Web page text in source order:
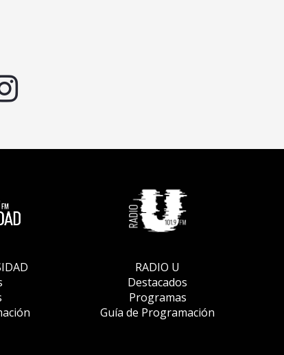
RADIO U
Destacados
Programas
Guía de Programación